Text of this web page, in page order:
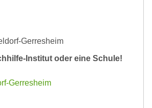
Gerresheim
Institut oder eine Schule!
Gerresheim